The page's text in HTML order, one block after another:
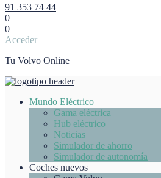
91 353 74 44
0
0
Acceder
Tu Volvo Online
Mundo Eléctrico
Gama eléctrica
Hub eléctrico
Noticias
Simulador de ahorro
Simulador de autonomía
Coches nuevos